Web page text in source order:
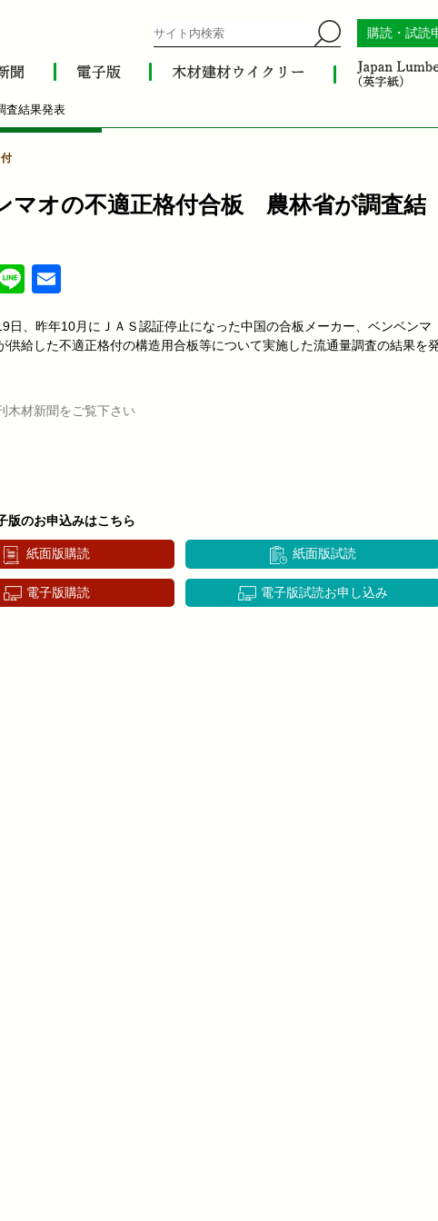
購読・試読
査結果発表
マオの不適正格付合板 農林省が調査結
X Line
日、昨年10月にＪＡＳ認証停止になった中国の合板メーカー、ベンベンマ
供給した不適正格付の構造用合板等について実施した流通量調査の結果を
木材新聞をご覧下さい
版のお申込みはこちら
紙面版購読 紙面版試読
電子版購読 電子版試読お申し込み